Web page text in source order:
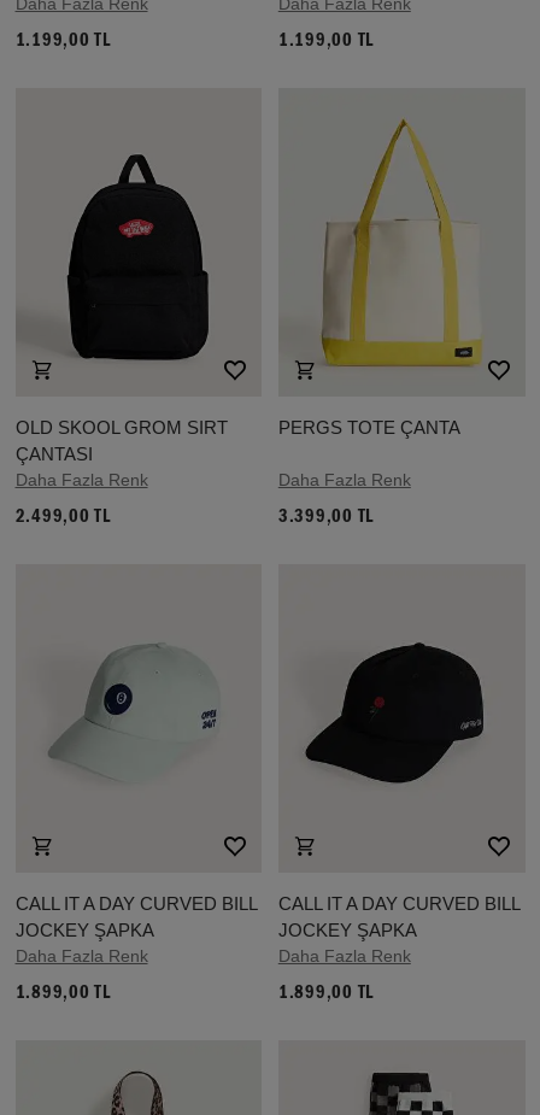
Daha Fazla Renk
1.199,00 TL
Daha Fazla Renk
1.199,00 TL
OLD SKOOL GROM SIRT
ÇANTASI
Daha Fazla Renk
2.499,00 TL
PERGS TOTE ÇANTA
Daha Fazla Renk
3.399,00 TL
CALL IT A DAY CURVED BILL
JOCKEY ŞAPKA
Daha Fazla Renk
1.899,00 TL
CALL IT A DAY CURVED BILL
JOCKEY ŞAPKA
Daha Fazla Renk
1.899,00 TL